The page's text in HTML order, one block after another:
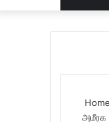
Home
அமீரக